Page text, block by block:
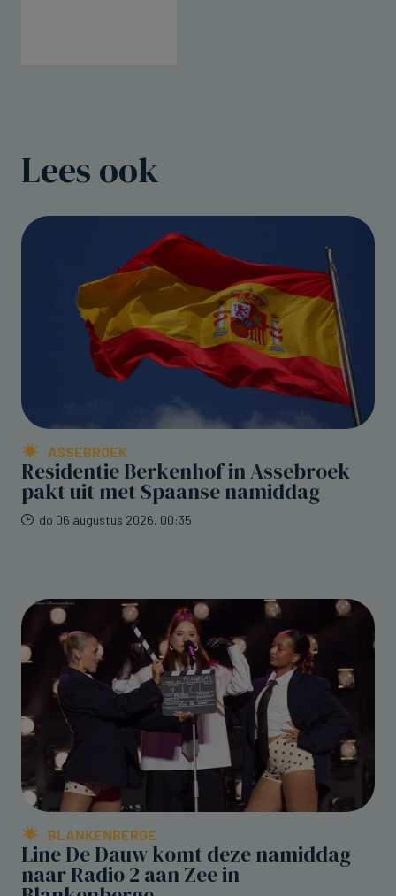
Lees ook
ASSEBROEK
Residentie Berkenhof in Assebroek
pakt uit met Spaanse namiddag
do 06 augustus 2026, 00:35
BLANKENBERGE
Line De Dauw komt deze namiddag
naar Radio 2 aan Zee in